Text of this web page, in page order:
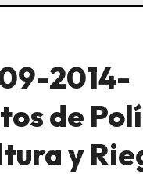
2014-
de
y